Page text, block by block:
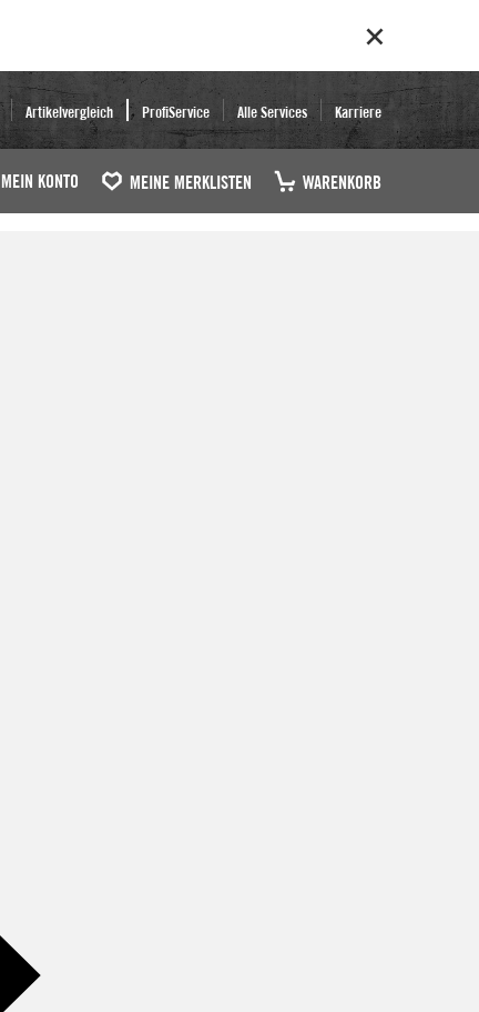
Artikelvergleich ProfiService Alle Services Karriere
MEIN KONTO MEINE MERKLISTEN WARENKORB